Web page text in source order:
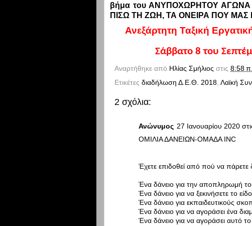
βήμα του ΑΝΥΠΟΧΩΡΗΤΟΥ
ΠΙΣΩ ΤΗ ΖΩΗ, ΤΑ ΟΝΕΙΡΑ ΠΟΥ
Ανεξάρτητη Ταξική
Σάββατο 8 του
Αναρτήθηκε από Ηλίας Σμήλιος στις 8:58
Ετικέτες διαδήλωση Δ.Ε.Θ. 2018 Λαϊκή
2 σχόλια:
Ανώνυμος 27 Ιανουαρίου 2020
ΟΜΙΛΙΑ ΔΑΝΕΙΩΝ-ΟΜΑΔΑ INC
Έχετε επιδοθεί από πού να πάρετε
Ένα δάνειο για την αποπληρωμή
Ένα δάνειο για να ξεκινήσετε το
Ένα δάνειο για εκπαιδευτικούς
Ένα δάνειο για να αγοράσει ένα
Ένα δάνειο για να αγοράσει αυτό το